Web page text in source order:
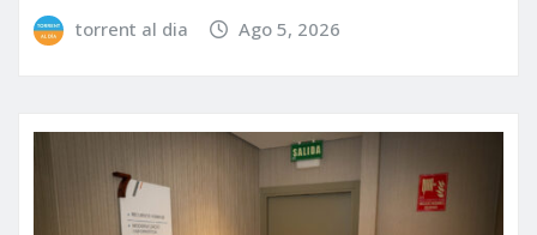
torrent al dia Ago 5, 2026